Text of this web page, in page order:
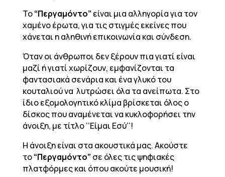
Το“Περγαμόντο” είναι μια αλληγορία για τον
χαμένο έρωτα, για τις στιγμές εκείνες που
χάνεται η αληθινή επικοινωνία και σύνδεση.
Όταν οι άνθρωποι δεν ξέρουν πια γιατί είναι
μαζί ή γιατί χωρίζουν, εμφανίζονται τα
φαντασιακά σενάρια και ένα γλυκό του
κουταλιού να λυτρώσει όλα τα ανείπωτα. Στο
ίδιο εξομολογητικό κλίμα βρίσκεται όλος ο
δίσκος που αναμένεται να κυκλοφορήσει την
άνοιξη, με τίτλο ‘’Είμαι Εσύ’’!
Η άνοιξη είναι στα ακουστικά μας. Ακούστε
το“Περγαμόντο” σε όλες τις ψηφιακές
πλατφόρμες και όπου ακούτε μουσική!